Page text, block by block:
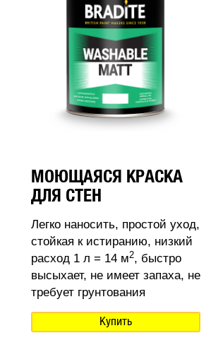
МОЮЩАЯСЯ КРАСКА
ДЛЯ СТЕН
Легко наносить, простой уход,
стойкая к истиранию, низкий
расход 1 л = 14 м2, быстро
высыхает, не имеет запаха, не
требует грунтования
Купить